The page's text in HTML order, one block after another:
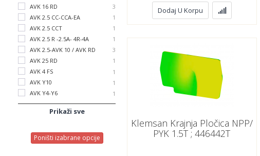
AVK 16 RD
3
AVK 2.5 CC-CCA-EA
1
AVK 2.5 CCT
1
AVK 2.5 R -2.5A- 4R-4A
1
AVK 2.5-AVK 10 / AVK RD
3
AVK 25 RD
1
AVK 4 FS
1
AVK Y10
1
AVK Y4-Y6
1
NPP / AVK 2,5 - 10
NPP/AVK 4CC-CCA
1
PB 6/NM - PB 6K/NM
1
PIK 2.5 NT/ PIK 4 NT
2
PIK 2.5N / PIK 4 N
PUK 3 T
PYK 1.5
PYK 1.5 MC
Prikaži sve
Poništi izabrane opcije
Dodaj U Korpu
Klemsan Krajnja Pločica NPP/
PYK 1.5T ; 446442T